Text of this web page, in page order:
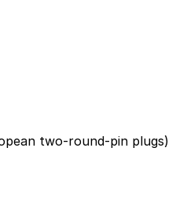
two-round-pin plugs)